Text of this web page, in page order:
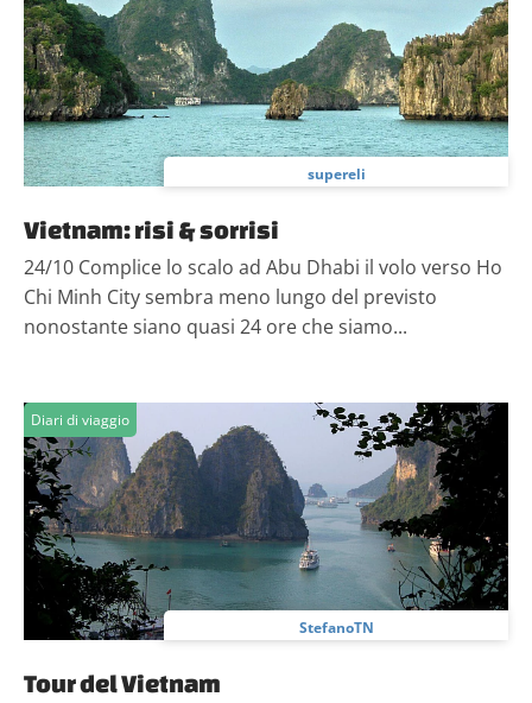
supereli
Vietnam: risi & sorrisi
24/10 Complice lo scalo ad Abu Dhabi il volo verso Ho
Chi Minh City sembra meno lungo del previsto
nonostante siano quasi 24 ore che siamo...
Diari di viaggio
StefanoTN
Tour del Vietnam